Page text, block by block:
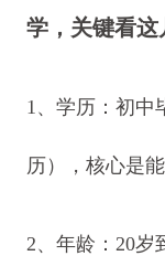
学，关键看这
1、学历：初中
历），核心是
2、年龄：20岁